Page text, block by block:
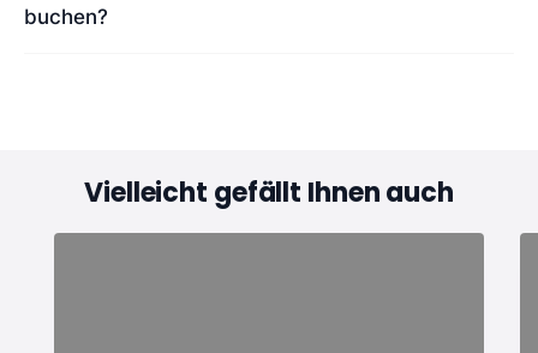
buchen?
Vielleicht gefällt Ihnen auch